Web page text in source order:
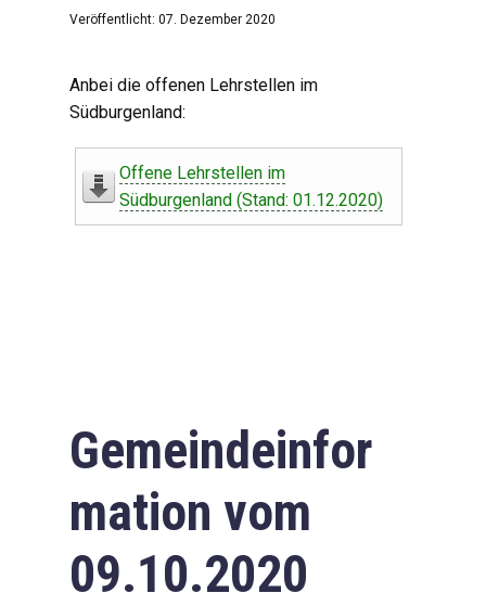
Veröffentlicht: 07. Dezember 2020
Anbei die offenen Lehrstellen im
Südburgenland:
Offene Lehrstellen im
Südburgenland (Stand: 01.12.2020)
Gemeindeinfor
mation vom
09.10.2020